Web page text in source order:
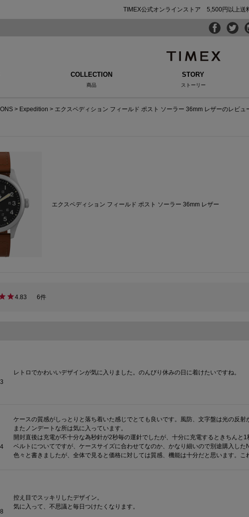
TIMEX公式オンラインストア 5,500円以上送
COLLECTION
商品
STORY
ストーリー
Expedition エクスペディション フィールド ポスト ソーラー 36mm レザーのレビュ
エクスペディション フィールド ポスト ソーラー 36mm レザー
4.83 6
ケースの質感がしっとりと落ち着いた感じでとても良いです。風防、文字盤は光の反射
またノンデートな所は気に入っています。
開封直後は充電が不十分な為秒針が2秒毎の運針でしたが、十分に充電するときちんと1
ベルトについてですが、ケースサイズに合わせてなのか、かなり細いので別途購入した
色々と書きましたが、全体で見ると価格に対しては質感、機能は十分だと思います。こ
控え目でスッキリしたデザイン。
気に入って、不思議と毎日つけたくなります。